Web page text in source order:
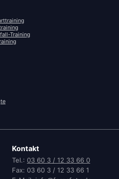
Training
Kontakt
Tel.:03 60 3 / 12 33 66 0
Fax: 03 60 3 / 12 33 66 1